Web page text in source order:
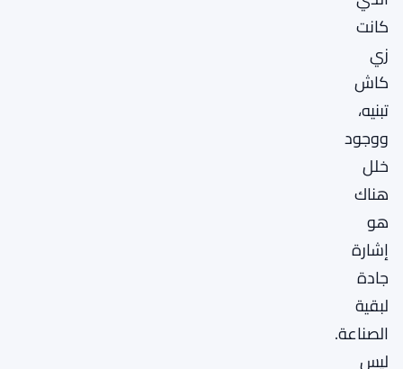
كانت
زي
كاش
تبنيه،
ووجود
خلل
هناك
هو
إشارة
جادة
لبقية
الصناعة.
ليس